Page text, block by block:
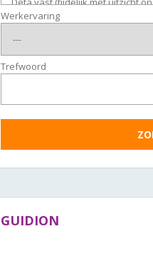
Werkervaring
Trefwoord
GUIDION